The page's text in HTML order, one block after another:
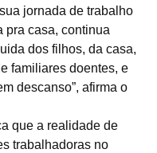
jornada de trabalho
pra casa, continua
dos filhos, da casa,
familiares doentes, e
descanso”, afirma o
que a realidade de
trabalhadoras no